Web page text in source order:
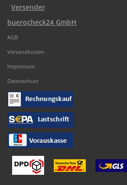
Versender
buerocheck24 GmbH
AGB
Versandkosten
Impressum
Datenschutz